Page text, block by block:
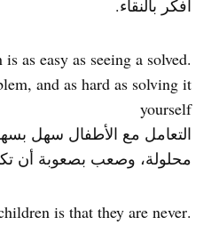
أفكر بالنقاء.
as easy as seeing a solved
and as hard as solving it
yourself
التعامل مع الأطفال سهل
محلولة، وصعب بصعوبة أن
is that they are never